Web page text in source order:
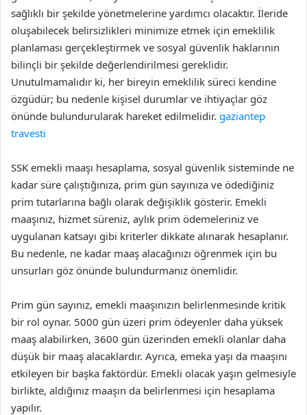
sağlıklı bir şekilde yönetmelerine yardımcı olacaktır. İleride
oluşabilecek belirsizlikleri minimize etmek için emeklilik
planlaması gerçekleştirmek ve sosyal güvenlik haklarının
bilinçli bir şekilde değerlendirilmesi gereklidir.
Unutulmamalıdır ki, her bireyin emeklilik süreci kendine
özgüdür; bu nedenle kişisel durumlar ve ihtiyaçlar göz
önünde bulundurularak hareket edilmelidir. gaziantep
travesti
SSK emekli maaşı hesaplama, sosyal güvenlik sisteminde ne
kadar süre çalıştığınıza, prim gün sayınıza ve ödediğiniz
prim tutarlarına bağlı olarak değişiklik gösterir. Emekli
maaşınız, hizmet süreniz, aylık prim ödemeleriniz ve
uygulanan katsayı gibi kriterler dikkate alınarak hesaplanır.
Bu nedenle, ne kadar maaş alacağınızı öğrenmek için bu
unsurları göz önünde bulundurmanız önemlidir.
Prim gün sayınız, emekli maaşınızın belirlenmesinde kritik
bir rol oynar. 5000 gün üzeri prim ödeyenler daha yüksek
maaş alabilirken, 3600 gün üzerinden emekli olanlar daha
düşük bir maaş alacaklardır. Ayrıca, emeka yaşı da maaşını
etkileyen bir başka faktördür. Emekli olacak yaşın gelmesiyle
birlikte, aldığınız maaşın da belirlenmesi için hesaplama
yapılır.